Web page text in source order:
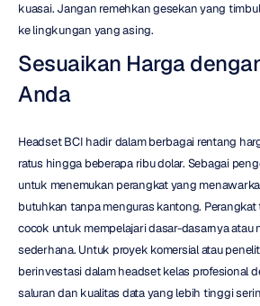
kuasai. Jangan remehkan gesekan yang
ke lingkungan yang asing.
Sesuaikan Harga
Anda
Headset BCI hadir dalam berbagai rentang
ratus hingga beberapa ribu dolar. Sebagai
untuk menemukan perangkat yang
butuhkan tanpa menguras kantong.
cocok untuk mempelajari dasar-dasarnya atau
sederhana. Untuk proyek komersial atau
berinvestasi dalam headset kelas profesional
saluran dan kualitas data yang lebih tinggi